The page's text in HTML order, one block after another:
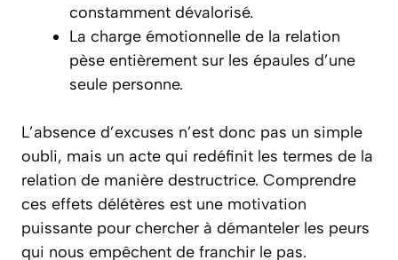
constamment dévalorisé.
La charge émotionnelle de la relation
pèse entièrement sur les épaules d’une
seule personne.
L’absence d’excuses n’est donc pas un simple
oubli, mais un acte qui redéfinit les termes de la
relation de manière destructrice. Comprendre
ces effets délétères est une motivation
puissante pour chercher à démanteler les peurs
qui nous empêchent de franchir le pas.